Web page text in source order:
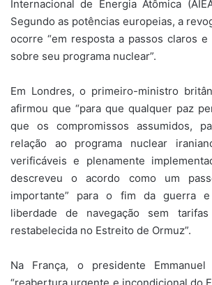
Internacional de Energia Atômica
Segundo as potências europeias, a
ocorre “em resposta a passos claros
sobre seu programa nuclear”.
Em Londres, o primeiro-ministro
afirmou que “para que qualquer paz
que os compromissos assumidos,
relação ao programa nuclear
verificáveis e plenamente
descreveu o acordo como um
importante” para o fim da guerra
liberdade de navegação sem
restabelecida no Estreito de Ormuz”.
Na França, o presidente